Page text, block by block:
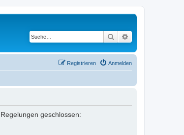
Suche
Anmelden
Registrieren
geschlossen: